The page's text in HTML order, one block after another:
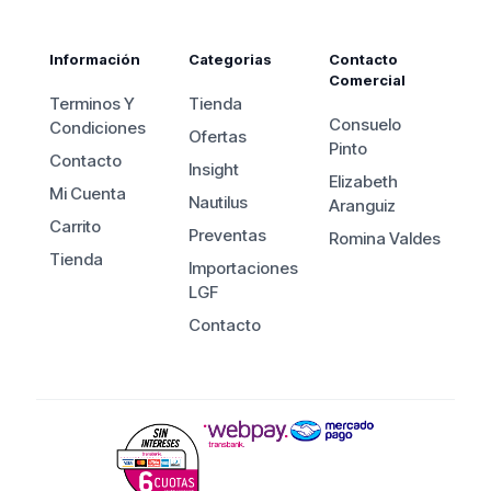
Información
Terminos Y
Condiciones
Contacto
Mi Cuenta
Carrito
Tienda
Categorias
Tienda
Ofertas
Insight
Nautilus
Preventas
Importaciones
LGF
Contacto
Contacto
Comercial
Consuelo
Pinto
Elizabeth
Aranguiz
Romina Valdes